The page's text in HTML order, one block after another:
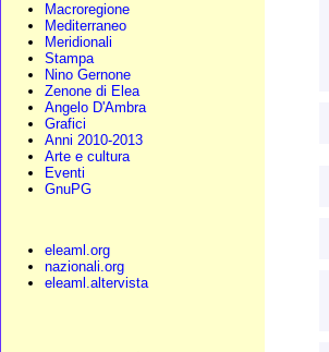
Macroregione
Mediterraneo
Meridionali
Stampa
Nino Gernone
Zenone di Elea
Angelo D'Ambra
Grafici
Anni 2010-2013
Arte e cultura
Eventi
GnuPG
eleaml.org
nazionali.org
eleaml.altervista